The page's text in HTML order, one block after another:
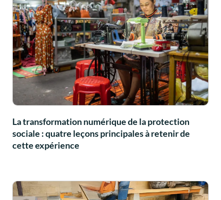
La transformation numérique de la protection
sociale : quatre leçons principales à retenir de
cette expérience